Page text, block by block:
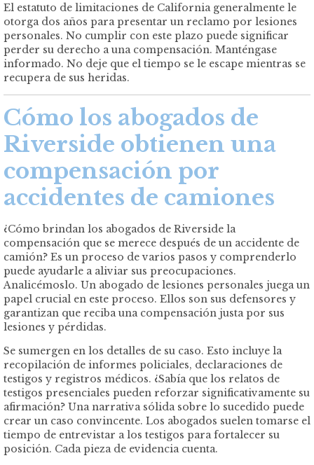
El estatuto de limitaciones de California generalmente le
otorga dos años para presentar un reclamo por lesiones
personales. No cumplir con este plazo puede significar
perder su derecho a una compensación. Manténgase
informado. No deje que el tiempo se le escape mientras se
recupera de sus heridas.
Cómo los abogados de
Riverside obtienen una
compensación por
accidentes de camiones
¿Cómo brindan los abogados de Riverside la
compensación que se merece después de un accidente de
camión? Es un proceso de varios pasos y comprenderlo
puede ayudarle a aliviar sus preocupaciones.
Analicémoslo. Un abogado de lesiones personales juega un
papel crucial en este proceso. Ellos son sus defensores y
garantizan que reciba una compensación justa por sus
lesiones y pérdidas.
Se sumergen en los detalles de su caso. Esto incluye la
recopilación de informes policiales, declaraciones de
testigos y registros médicos. ¿Sabía que los relatos de
testigos presenciales pueden reforzar significativamente su
afirmación? Una narrativa sólida sobre lo sucedido puede
crear un caso convincente. Los abogados suelen tomarse el
tiempo de entrevistar a los testigos para fortalecer su
posición. Cada pieza de evidencia cuenta.